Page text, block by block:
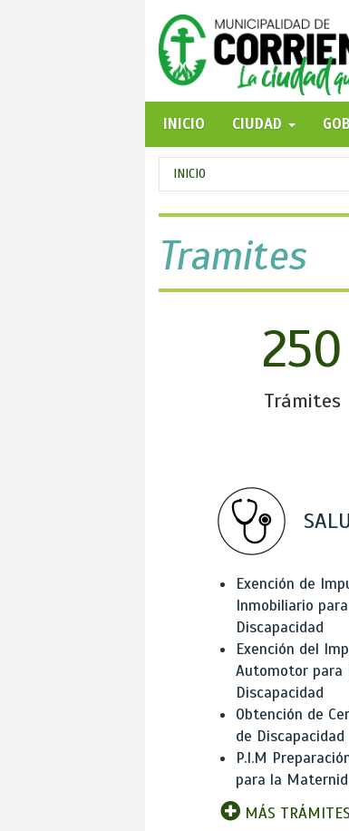
INICIO
CIUDAD
Se
encuentra
usted
aquí
INICIO
Tramites
250
Trámites
Exención de
Inmobiliario
Discapacidad
Exención del
Automotor para
Discapacidad
Obtención de
de Discapacidad
P.I.M
para la
MÁS TRÁMITES